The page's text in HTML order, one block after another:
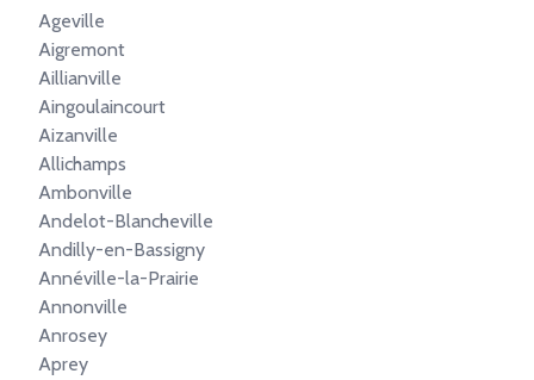
Ageville
Aigremont
Aillianville
Aingoulaincourt
Aizanville
Allichamps
Ambonville
Andelot-Blancheville
Andilly-en-Bassigny
Annéville-la-Prairie
Annonville
Anrosey
Aprey